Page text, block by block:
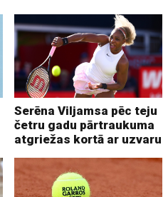
Serēna Viljamsa pēc teju
četru gadu pārtraukuma
atgriežas kortā ar uzvaru